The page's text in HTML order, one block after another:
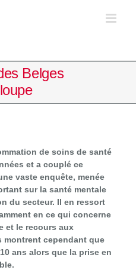
Belges
de soins de santé
et a couplé ce
vaste enquête, menée
sur la santé mentale
du secteur. Il en ressort
en ce qui concerne
et le recours aux
cependant que
ans alors que la prise en